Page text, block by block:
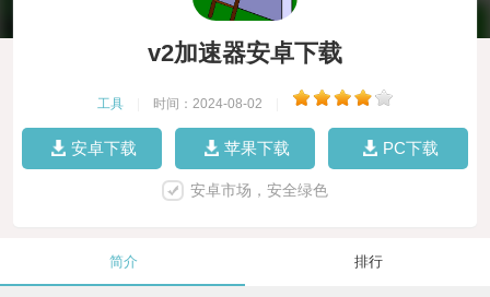
v2加速器安卓下载
工具 时间：2024-08-02
安卓下载 苹果下载 PC下载
安卓市场，安全绿色
简介 排行